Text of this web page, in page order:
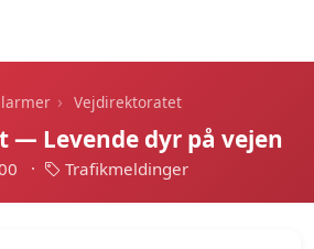
› Vejdirektoratet
— Levende dyr på vejen
· Trafikmeldinger